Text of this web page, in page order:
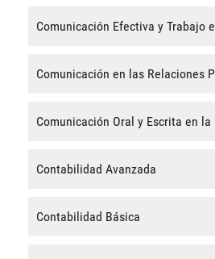
Comunicación Efectiva y Trabajo
Comunicación en las Relaciones
Comunicación Oral y Escrita en la
Contabilidad Avanzada
Contabilidad Básica